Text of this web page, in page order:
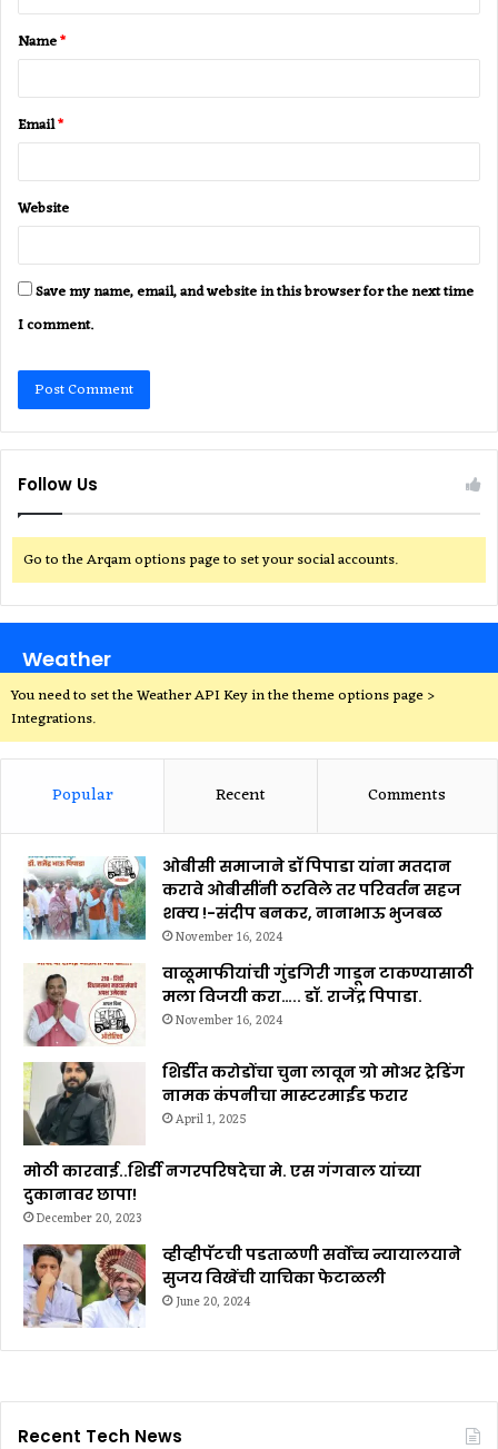
t
*
Name*
Email*
Website
Save my name, email, and website in this browser for the next time
I comment.
Follow Us
Go to the Arqam options page to set your social accounts.
Weather
You need to set the Weather API Key in the theme options page >
Integrations.
Popular Recent Comments
ओबीसी समाजाने डॉ पिपाडा यांना मतदान
करावे ओबीसींनी ठरविले तर परिवर्तन सहज
शक्य !-संदीप बनकर, नानाभाऊ भुजबळ
November 16, 2024
वाळूमाफीयांची गुंडगिरी गाडून टाकण्यासाठी
मला विजयी करा….. डॉ. राजेंद्र पिपाडा.
November 16, 2024
शिर्डीत करोडोंचा चुना लावून ग्रो मोअर ट्रेडिंग
नामक कंपनीचा मास्टरमाईंड फरार
April 1, 2025
मोठी कारवाई..शिर्डी नगरपरिषदेचा मे. एस गंगवाल यांच्या
दुकानावर छापा!
December 20, 2023
व्हीव्हीपॅटची पडताळणी सर्वोच्च न्यायालयाने
सुजय विखेंची याचिका फेटाळली
June 20, 2024
Recent Tech News